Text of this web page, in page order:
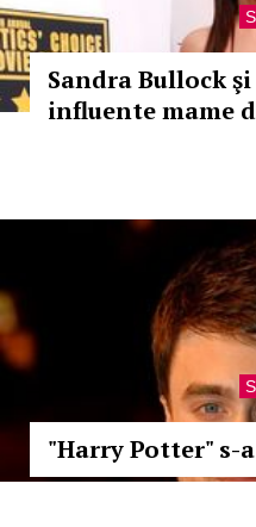
Sandra Bullock
influente mame
"Harry Potter" s-